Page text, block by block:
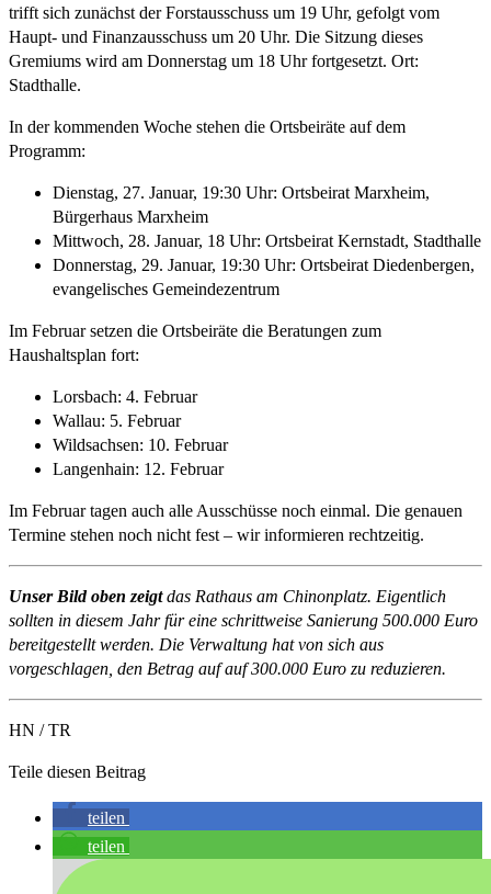
trifft sich zunächst der Forstausschuss um 19 Uhr, gefolgt vom
Haupt- und Finanzausschuss um 20 Uhr. Die Sitzung dieses
Gremiums wird am Donnerstag um 18 Uhr fortgesetzt. Ort:
Stadthalle.
In der kommenden Woche stehen die Ortsbeiräte auf dem
Programm:
Dienstag, 27. Januar, 19:30 Uhr: Ortsbeirat Marxheim,
Bürgerhaus Marxheim
Mittwoch, 28. Januar, 18 Uhr: Ortsbeirat Kernstadt, Stadthalle
Donnerstag, 29. Januar, 19:30 Uhr: Ortsbeirat Diedenbergen,
evangelisches Gemeindezentrum
Im Februar setzen die Ortsbeiräte die Beratungen zum
Haushaltsplan fort:
Lorsbach: 4. Februar
Wallau: 5. Februar
Wildsachsen: 10. Februar
Langenhain: 12. Februar
Im Februar tagen auch alle Ausschüsse noch einmal. Die genauen
Termine stehen noch nicht fest – wir informieren rechtzeitig.
Unser Bild oben zeigtdas Rathaus am Chinonplatz. Eigentlich
sollten in diesem Jahrfür eine schrittweise Sanierung 500.000 Euro
bereitgestellt werden. Die Verwaltung hat von sich aus
vorgeschlagen, den Betrag auf auf 300.000 Euro zu reduzieren.
HN / TR
Teile diesen Beitrag
teilen
teilen